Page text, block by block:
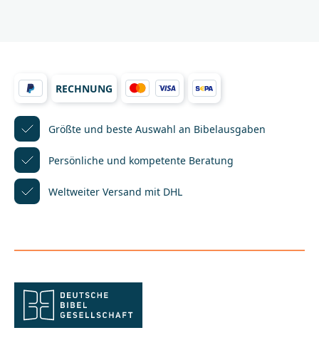
RECHNUNG
Größte und beste Auswahl an Bibelausgaben
Persönliche und kompetente Beratung
Weltweiter Versand mit DHL